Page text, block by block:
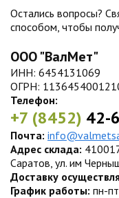
Остались вопросы?
способом, чтобы
ООО "ВалМет"
ИНН: 6454131069
ОГРН:
Телефон:
+7 (8452) 42-
Почта:
Адрес склада:
Саратов, ул. им
Доставку
График работы: пн-